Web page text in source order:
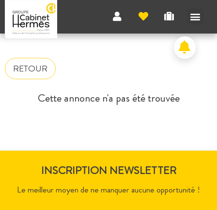
RETOUR
Cette annonce n'a pas été trouvée
INSCRIPTION NEWSLETTER
Le meilleur moyen de ne manquer aucune opportunité !